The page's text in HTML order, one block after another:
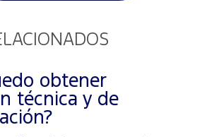
obtener
técnica y de